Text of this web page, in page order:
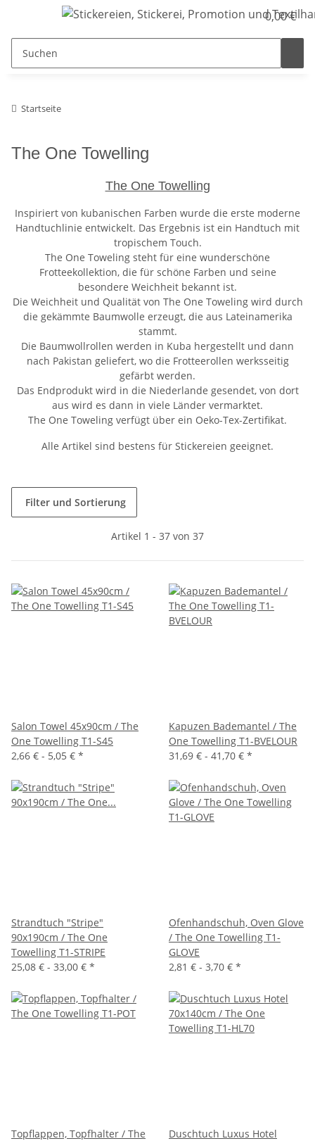
0,00 €
Startseite
The One Towelling
The One Towelling
Inspiriert von kubanischen Farben wurde die erste moderne
Handtuchlinie entwickelt. Das Ergebnis ist ein Handtuch mit
tropischem Touch.
The One Toweling steht für eine wunderschöne
Frotteekollektion, die für schöne Farben und seine
besondere Weichheit bekannt ist.
Die Weichheit und Qualität von The One Toweling wird durch
die gekämmte Baumwolle erzeugt, die aus Lateinamerika
stammt.
Die Baumwollrollen werden in Kuba hergestellt und dann
nach Pakistan geliefert, wo die Frotteerollen werksseitig
gefärbt werden.
Das Endprodukt wird in die Niederlande gesendet, von dort
aus wird es dann in viele Länder vermarktet.
The One Toweling verfügt über ein Oeko-Tex-Zertifikat.
Alle Artikel sind bestens für Stickereien geeignet.
Filter und Sortierung
Artikel 1 - 37 von 37
Salon Towel 45x90cm / The
One Towelling T1-S45
2,66 € - 5,05 € *
Kapuzen Bademantel / The
One Towelling T1-BVELOUR
31,69 € - 41,70 € *
Strandtuch "Stripe"
90x190cm / The One
Towelling T1-STRIPE
25,08 € - 33,00 € *
Ofenhandschuh, Oven Glove
/ The One Towelling T1-
GLOVE
2,81 € - 3,70 € *
Topflappen, Topfhalter / The
Duschtuch Luxus Hotel